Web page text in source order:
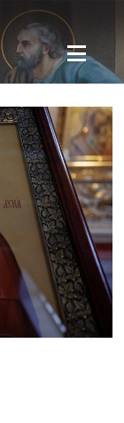
в Ульяновске